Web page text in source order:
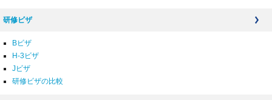
研修ビザ
Bビザ
H-3ビザ
Jビザ
研修ビザの比較